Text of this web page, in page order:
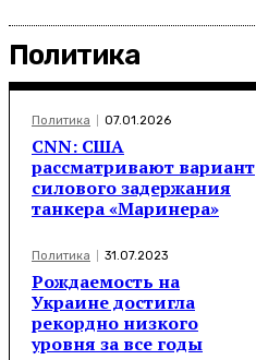
Политика
Политика 07.01.2026
CNN: США
рассматривают вариант
силового задержания
танкера «Маринера»
Политика 31.07.2023
Рождаемость на
Украине достигла
рекордно низкого
уровня за все годы